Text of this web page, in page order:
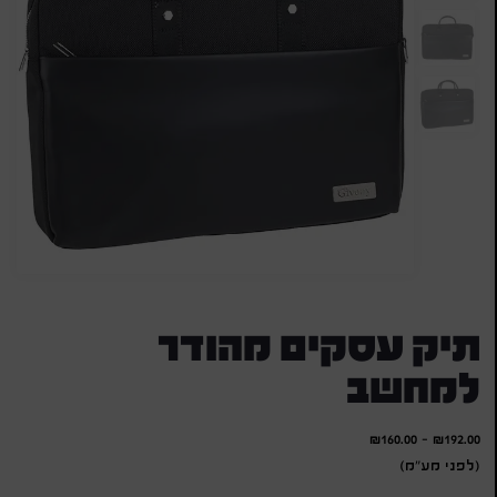
תיק עסקים מהודר
למחשב
₪192.00
-
₪160.00
(לפני מע"מ)